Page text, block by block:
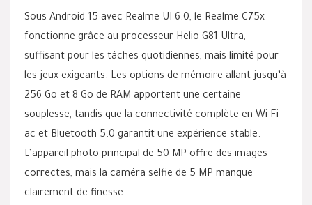
Sous Android 15 avec Realme UI 6.0, le Realme C75x
fonctionne grâce au processeur Helio G81 Ultra,
suffisant pour les tâches quotidiennes, mais limité pour
les jeux exigeants. Les options de mémoire allant jusqu’à
256 Go et 8 Go de RAM apportent une certaine
souplesse, tandis que la connectivité complète en Wi-Fi
ac et Bluetooth 5.0 garantit une expérience stable.
L’appareil photo principal de 50 MP offre des images
correctes, mais la caméra selfie de 5 MP manque
clairement de finesse.